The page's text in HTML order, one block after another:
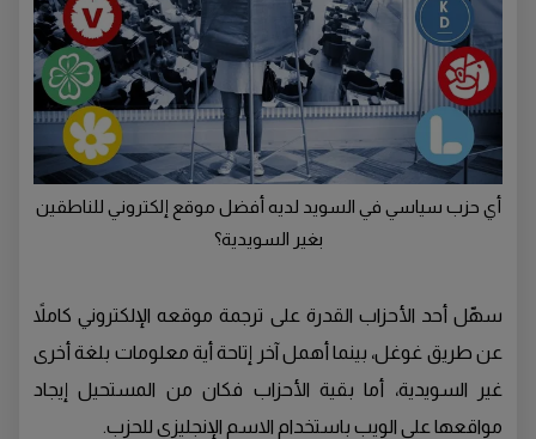
أي حزب سياسي في السويد لديه أفضل موقع إلكتروني للناطقين
بغير السويدية؟
سهّل أحد الأحزاب القدرة على ترجمة موقعه الإلكتروني كاملاً
عن طريق غوغل، بينما أهمل آخر إتاحة أية معلومات بلغة أخرى
غير السويدية، أما بقية الأحزاب فكان من المستحيل إيجاد
مواقعها على الويب باستخدام الاسم الإنجليزي للحزب.